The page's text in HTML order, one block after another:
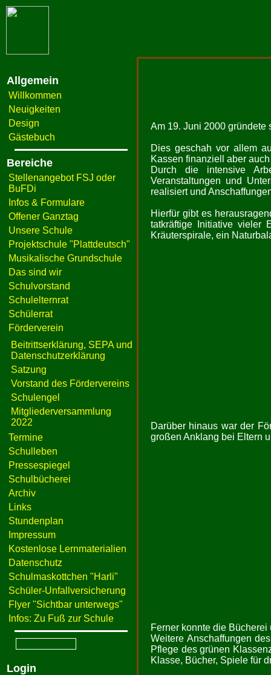
Allgemein
Willkommen
Neuigkeiten
Design
Gästebuch
Bereiche
Stellenangebot FSJ oder
BuFDi
Infos & Formulare
Offener Ganztag
Unsere Schule
Projektschule "Plattdeutsch"
Musikalische Grundschule
Das sind wir
Schulvorstand
Schulelternrat
Schülerrat
Förderverein
Beitrittserklärung, SEPA und
Datenschutzerklärung
Satzung
Vorstand des Fördervereins
Schulengel
Mitgliederversammlung
2022
Termine
Schulleben
Pressespiegel
Schulbücherei
Archiv
Links
Stundenplan
Impressum
Kostenlose Lernmaterialien
Datenschutz
Schulmaskottchen "Harli"
Schüler-Unfallversicherung
Flyer "Sichtbar unterwegs"
Infos: Zu Fuß zur Schule
Login
Am 19. Juni 2000 gründete
Dies geschah vor allem
Kassen finanziell aber
Durch die intensive
Veranstaltungen und
realisiert und
Hierfür gibt es
tatkräftige Initiative vieler
Kräuterspirale, ein
Darüber hinaus war der
großen Anklang bei Eltern
Ferner konnte die
Weitere Anschaffungen
Pflege des grünen
Klasse, Bücher, Spiele für